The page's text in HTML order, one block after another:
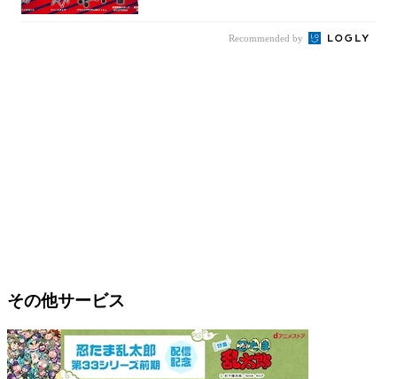
Recommended by
その他サービス